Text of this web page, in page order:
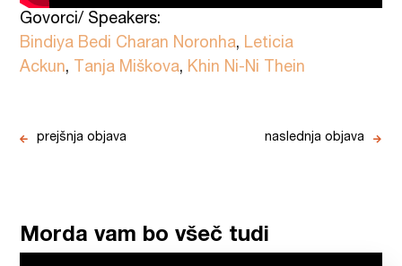
Govorci/ Speakers:
Bindiya Bedi Charan Noronha, Leticia
Ackun, Tanja Miškova, Khin Ni-Ni Thein
prejšnja objava naslednja objava
Morda vam bo všeč tudi